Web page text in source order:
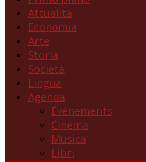
Attualità
Economia
Arte
Storia
Società
Lingua
Agenda
Événements
Cinema
Musica
Libri